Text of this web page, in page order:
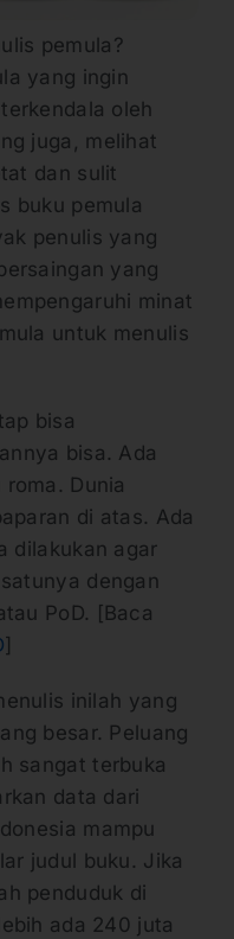
pemula?
yang ingin
oleh
juga, melihat
dan sulit
buku pemula
penulis yang
yang
minat
untuk menulis
bisa
bisa. Ada
Dunia
di atas. Ada
dilakukan agar
dengan
PoD. [Baca
]
inilah yang
besar. Peluang
sangat terbuka
data dari
mampu
judul buku. Jika
penduduk di
ada 240 juta